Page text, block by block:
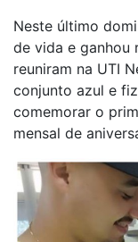
Neste último
de vida e ganhou
reuniram na UTI
conjunto azul e
comemorar o
mensal de